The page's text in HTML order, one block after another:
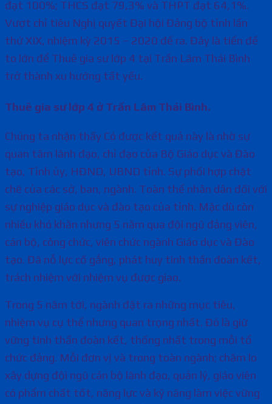
đạt 100%; THCS đạt 79,3% và THPT đạt 64,1%.
Vượt chỉ tiêu Nghị quyết Đại hội Đảng bộ tỉnh lần
thứ XIX, nhiệm kỳ 2015 – 2020 đề ra. Đây là tiền đề
to lớn để Thuê gia sư lớp 4 tại Trần Lãm Thái Bình
trở thành xu hướng tất yếu.
Thuê gia sư lớp 4 ở Trần Lãm Thái Bình.
Chúng ta nhận thấy Có được kết quả này là nhờ sự
quan tâm lãnh đạo, chỉ đạo của Bộ Giáo dục và Đào
tạo, Tỉnh ủy, HĐND, UBND tỉnh. Sự phối hợp chặt
chẽ của các sở, ban, ngành. Toàn thể nhân dân đối với
sự nghiệp giáo dục và đào tạo của tỉnh. Mặc dù còn
nhiều khó khăn nhưng 5 năm qua đội ngũ đảng viên,
cán bộ, công chức, viên chức ngành Giáo dục và Đào
tạo. Đã nỗ lực cố gắng, phát huy tinh thần đoàn kết,
trách nhiệm với nhiệm vụ được giao.
Trong 5 năm tới, ngành đặt ra những mục tiêu,
nhiệm vụ cụ thể nhưng quan trọng nhất. Đó là giữ
vững tinh thần đoàn kết, thống nhất trong mỗi tổ
chức đảng. Mỗi đơn vị và trong toàn ngành; chăm lo
xây dựng đội ngũ cán bộ lãnh đạo, quản lý, giáo viên
có phẩm chất tốt, năng lực và kỹ năng làm việc vững